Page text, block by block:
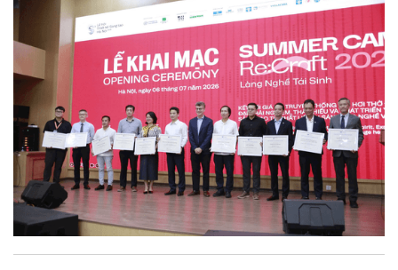
mùa tổ chức trước đó (2022 - 2025) tại khu vực phía Nam.